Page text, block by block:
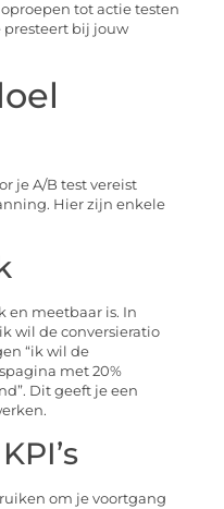
tot actie testen
presteert bij jouw
je A/B test vereist
Hier zijn enkele
en meetbaar is. In
wil de conversieratio
“ik wil de
met 20%
Dit geeft je een
om je voortgang